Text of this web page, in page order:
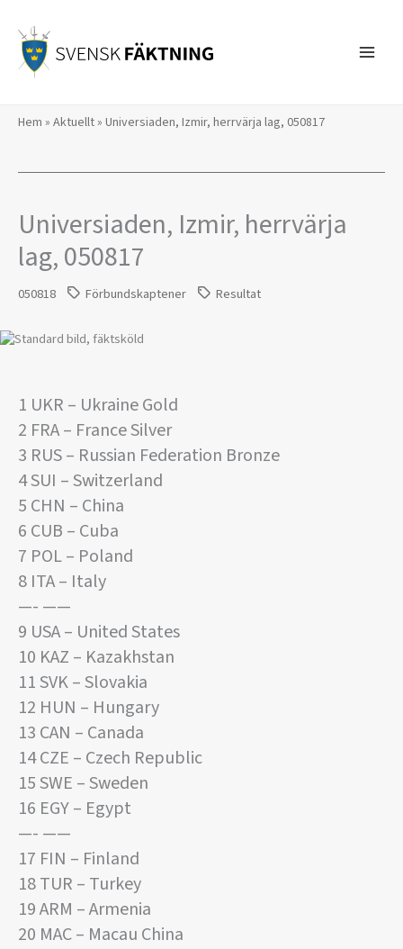
innehåll
Hem » Aktuellt» Universiaden, Izmir, herrvärja lag, 050817
Universiaden, Izmir, herrvärja
lag, 050817
050818 Förbundskaptener Resultat
1 UKR – Ukraine Gold
2 FRA – France Silver
3 RUS – Russian Federation Bronze
4 SUI – Switzerland
5 CHN – China
6 CUB – Cuba
7 POL – Poland
8 ITA – Italy
—- ——
9 USA – United States
10 KAZ – Kazakhstan
11 SVK – Slovakia
12 HUN – Hungary
13 CAN – Canada
14 CZE – Czech Republic
15 SWE – Sweden
16 EGY – Egypt
—- ——
17 FIN – Finland
18 TUR – Turkey
19 ARM – Armenia
20 MAC – Macau China